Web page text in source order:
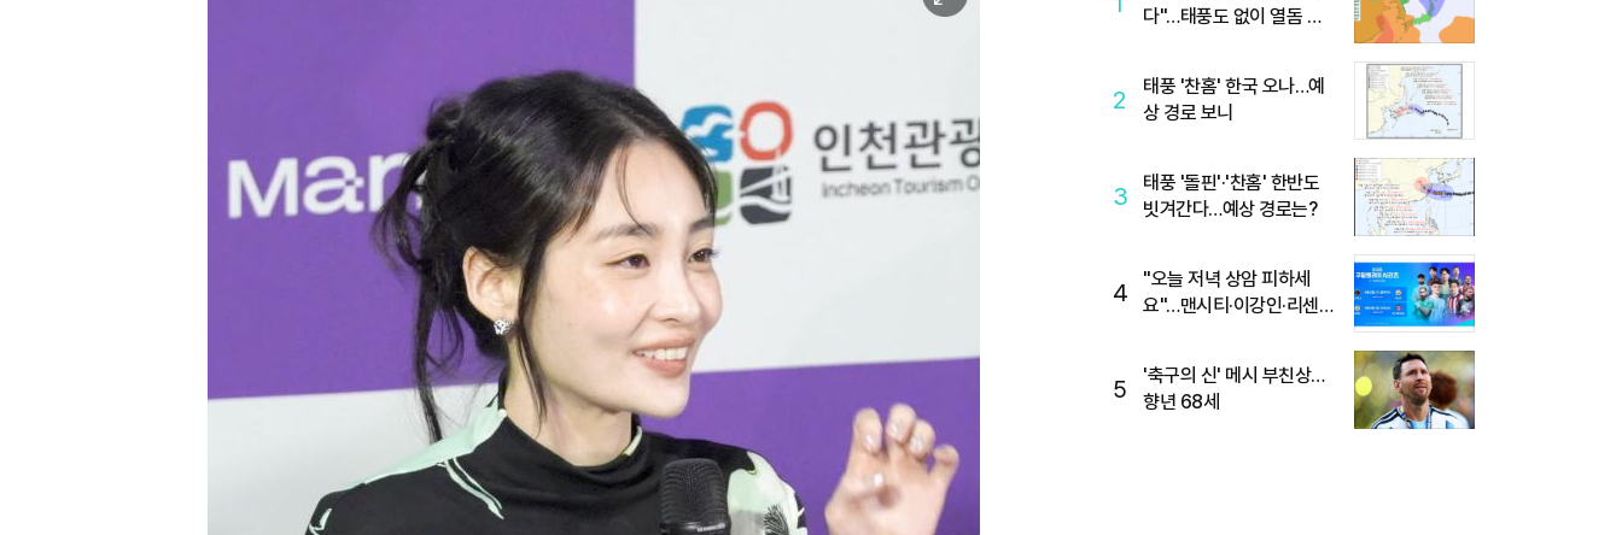
미
대
다"…태풍도 없이 열돔 박
2
태풍 '찬홈' 한국 오나…예
상 경로 보니
3
태풍 '돌핀'·'찬홈' 한반도
빗겨간다…예상 경로는?
4
"오늘 저녁 상암 피하세
요"…맨시티·이강인·리센느
5
'축구의 신' 메시 부친상…
향년 68세